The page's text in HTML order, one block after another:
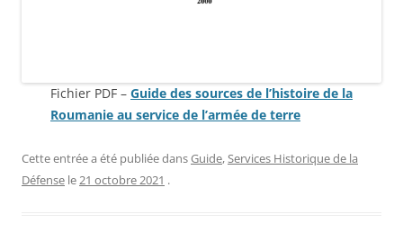
Fichier PDF – Guide des sources de l’histoire de la
Roumanie au service de l’armée de terre
Cette entrée a été publiée dansGuide,Services Historique de la
Défense le21 octobre 2021 .